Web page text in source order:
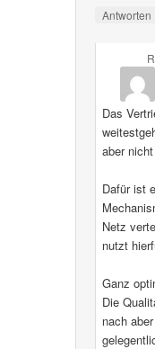
Antworten
Das
aber
Dafür ist
Netz
nutzt
Ganz
Die
nach